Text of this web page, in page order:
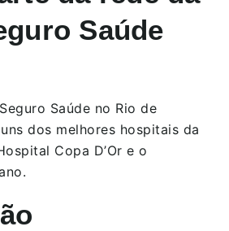
Saúde
Saúde no Rio de
dos melhores hospitais da
Copa D’Or e o